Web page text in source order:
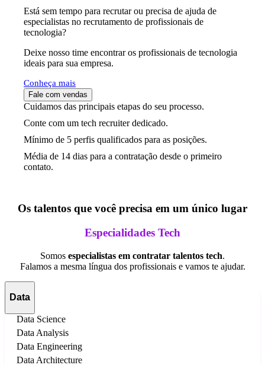
Está sem tempo para recrutar ou precisa de ajuda de
especialistas no recrutamento de profissionais de
tecnologia?
Deixe nosso time encontrar os profissionais de tecnologia
ideais para sua empresa.
Conheça mais
Fale com vendas
Cuidamos das principais etapas do seu processo.
Conte com um tech recruiter dedicado.
Mínimo de 5 perfis qualificados para as posições.
Média de 14 dias para a contratação desde o primeiro
contato.
Os talentos que você precisa em um único lugar
Especialidades Tech
Somos especialistas em contratar talentos tech.
Falamos a mesma língua dos profissionais e vamos te ajudar.
Data
Data Science
Data Analysis
Data Engineering
Data Architecture